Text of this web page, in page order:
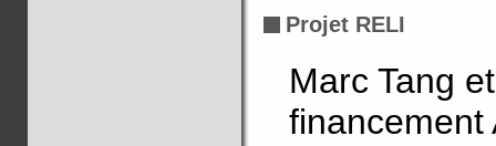
Projet RELI
Marc Tang
financement